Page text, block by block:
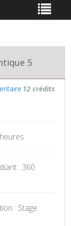
5
12 crédits
: 360
: Stage